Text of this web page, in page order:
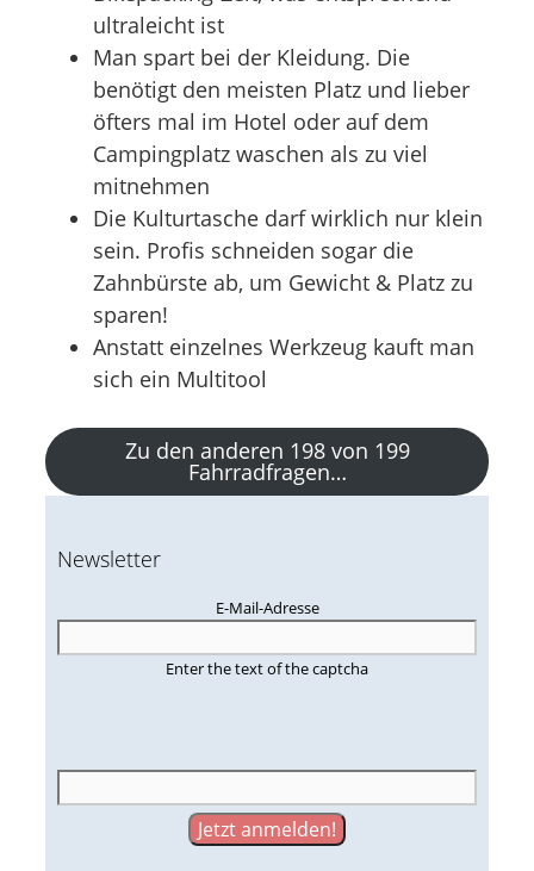
ultraleicht ist
Man spart bei der Kleidung. Die
benötigt den meisten Platz und lieber
öfters mal im Hotel oder auf dem
Campingplatz waschen als zu viel
mitnehmen
Die Kulturtasche darf wirklich nur klein
sein. Profis schneiden sogar die
Zahnbürste ab, um Gewicht & Platz zu
sparen!
Anstatt einzelnes Werkzeug kauft man
sich ein Multitool
Zu den anderen 198 von 199
Fahrradfragen…
Newsletter
E-Mail-Adresse
Enter the text of the captcha